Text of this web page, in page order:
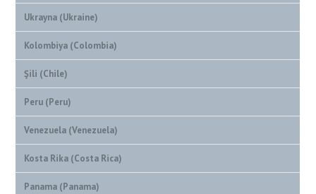
Ukrayna (Ukraine)
Kolombiya (Colombia)
Şili (Chile)
Peru (Peru)
Venezuela (Venezuela)
Kosta Rika (Costa Rica)
Panama (Panama)